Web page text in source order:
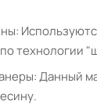
технологии
Данный